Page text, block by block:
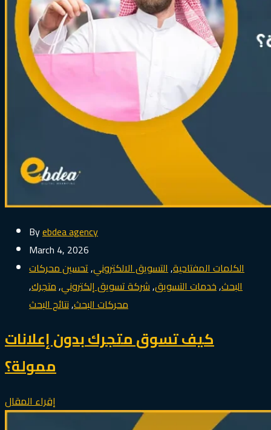
Byebdea agency
March 4, 2026
الكلمات المفتاحية,التسويق الالكتروني,تحسين محركات
البحث,خدمات التسويق,شركة تسويق إلكتروني,متجرك,
محركات البحث,نتائج البحث
كيف تسوق متجرك بدون إعلانات
ممولة؟
إقراء المقال